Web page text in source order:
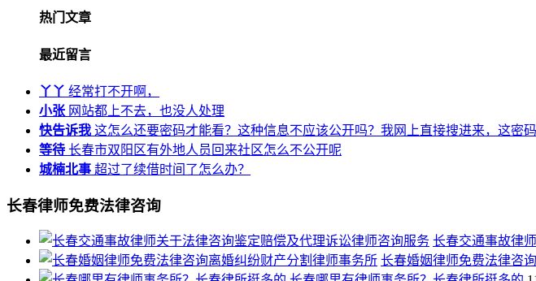
热门文章
最近留言
丫丫 经常打不开啊，
小张 网站都上不去，也没人处理
快告诉我 这怎么还要密码才能看？这种信息不应该公开吗？我网上直接搜进来，这密
等待 长春市双阳区有外地人员回来社区怎么不公开呢
城楠北事 超过了续借时间了怎么办？
长春律师免费法律咨询
长春交通事故律
长春婚姻律师免费法律咨